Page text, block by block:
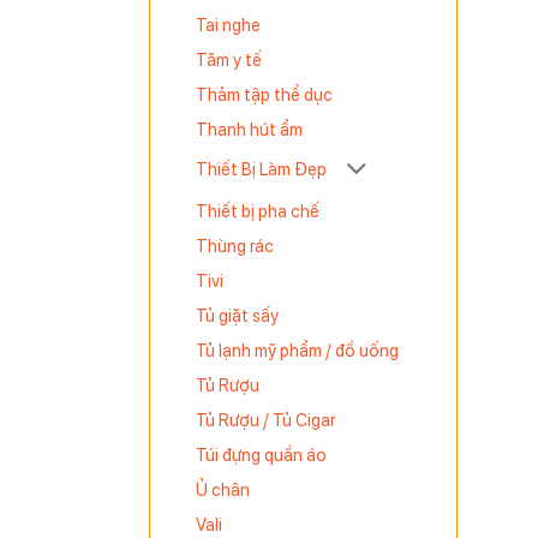
Tai nghe
Tăm y tế
Thảm tập thể dục
Thanh hút ẩm
Thiết Bị Làm Đẹp
Thiết bị pha chế
Thùng rác
Tivi
Tủ giặt sấy
Tủ lạnh mỹ phẩm / đồ uống
Tủ Rượu
Tủ Rượu / Tủ Cigar
Túi đựng quần áo
Ủ chân
Vali